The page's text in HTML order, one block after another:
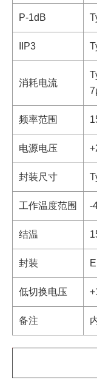
P-1dB
IIP3
消耗电流
频率范围
电源电压
封装尺寸
工作温度范围 -
结温
封装
低切换电压
备注